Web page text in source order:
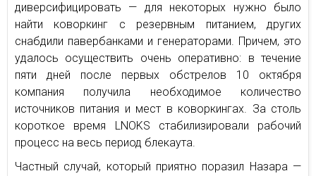
диверсифицировать — для некоторых нужно было
найти коворкинг с резервным питанием, других
снабдили павербанками и генераторами. Причем, это
удалось осуществить очень оперативно: в течение
пяти дней после первых обстрелов 10 октября
компания получила необходимое количество
источников питания и мест в коворкингах. За столь
короткое время LNOKS стабилизировали рабочий
процесс на весь период блекаута.
Частный случай, который приятно поразил Назара —